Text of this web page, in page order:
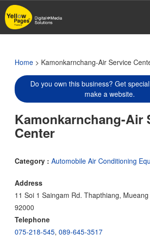
Skip
to
main
Home > Kamonkarnchang-Air Service
Do you own this business? Get
make a website.
Kamonkarnchang-Air
Center
Category : Automobile Air Conditioning
Address
11 Soi 1 Saingam Rd. Thapthiang,
92000
Telephone
075-218-545, 089-645-3517